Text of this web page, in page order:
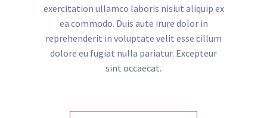
exercitation ullamco laboris nisiut aliquip ex
ea commodo. Duis aute irure dolor in
reprehenderit in voluptate velit esse cillum
dolore eu fugiat nulla pariatur. Excepteur
sint occaecat.